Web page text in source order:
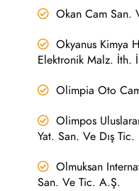
Okan Cam San.
Okyanus Kimya
Elektronik Malz. İth.
Olimpia Oto
Olimpos
Yat. San. Ve Dış
Olmuksan
San. Ve Tic. A.Ş.